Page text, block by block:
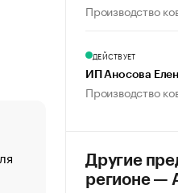
«От спорта тело
создавшей GTA
Производство
ДЕЙСТВУЕТ
ИП Аносова
Производство
Другие
регионе —